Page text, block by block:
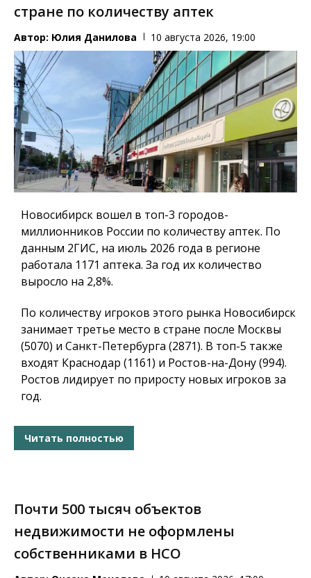
стране по количеству аптек
Автор: Юлия Данилова 10 августа 2026, 19:00
Новосибирск вошел в топ-3 городов-
миллионников России по количеству аптек. По
данным 2ГИС, на июль 2026 года в регионе
работала 1171 аптека. За год их количество
выросло на 2,8%.
По количеству игроков этого рынка Новосибирск
занимает третье место в стране после Москвы
(5070) и Санкт-Петербурга (2871). В топ-5 также
входят Краснодар (1161) и Ростов-на-Дону (994).
Ростов лидирует по приросту новых игроков за
год.
Читать полностью
Почти 500 тысяч объектов
недвижимости не оформлены
собственниками в НСО